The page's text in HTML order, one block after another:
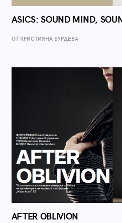
ASICS: SOUND MIND,
ОТ КРИСТИЯНА БУРДЕВА
AFTER OBLIVION